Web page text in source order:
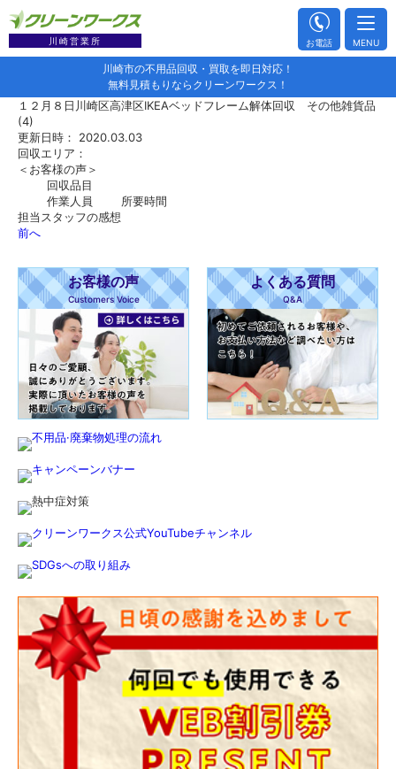
川崎市の不用品回収・買取を即日対応！
無料見積もりならクリーンワークス！
川崎営業所 お電話 MENU
１２月８日川崎区高津区IKEAベッドフレーム解体回収 その他雑貨品
(4)
更新日時： 2020.03.03
回収エリア：
＜お客様の声＞
回収品目
作業人員
所要時間
担当スタッフの感想
前へ
お客様の声
Customers Voice
よくある質問
Q&A